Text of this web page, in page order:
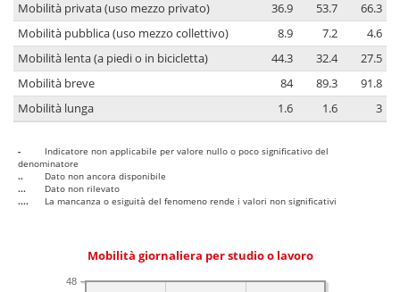
Mobilità privata (uso mezzo privato)
36.9 53.7
66.3
Mobilità pubblica (uso mezzo collettivo)
8.9 7.2
4.6
Mobilità lenta (a piedi o in bicicletta)
44.3 32.4
27.5
Mobilità breve
84 89.3
91.8
Mobilità lunga
1.6 1.6 3
-
Indicatore non applicabile per valore nullo o poco significativo del
denominatore
..
Dato non ancora disponibile
...
Dato non rilevato
....
La mancanza o esiguità del fenomeno rende i valori non significativi
Mobilità giornaliera per studio o lavoro
48